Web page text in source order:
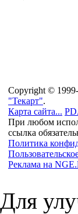
Copyright ©
"Текарт".
Карта сайта...
При любом
ссылка
Политика
Реклама на
Для